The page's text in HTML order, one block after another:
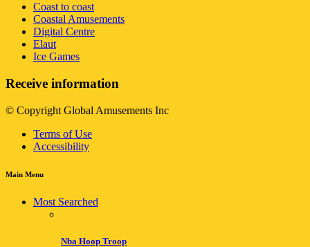
Coast to coast
Coastal Amusements
Digital Centre
Elaut
Ice Games
Receive information
© Copyright Global Amusements Inc
Terms of Use
Accessibility
Main Menu
Most Searched
Nba Hoop Troop